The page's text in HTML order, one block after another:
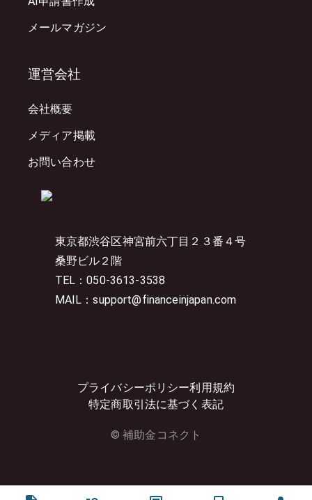
東京都渋谷区神宮前六丁目２３番４号
桑野ビル２階
TEL：050-3613-3538
MAIL：support@financeinjapan.com
プライバシーポリシー利用規約
特定商取引法に基づく表記
© 補助金コネクト
メールマガジン
運営会社
会社概要
メディア掲載
お問い合わせ